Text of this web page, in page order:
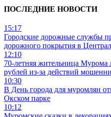
ПОСЛЕДНИЕ НОВОСТИ
15:17
Городские дорожные службы
дорожного покрытия в
12:10
70-летняя жительница
рублей из-за действий
10:30
В День города для муромлян
Окском парке
10:12